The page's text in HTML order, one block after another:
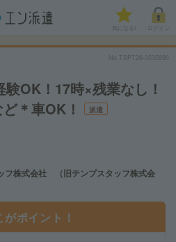
気になる!
No.TSPT26-0535896
験OK！17時×残業なし！
＊車OK！
派遣
フ株式会社 （旧テンプスタッフ株式会
がポイント！